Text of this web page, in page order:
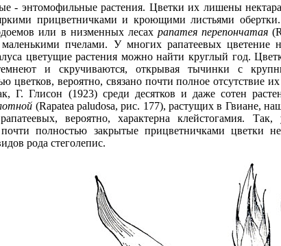
- энтомофильные растения. Цветки их лишены
прицветничками и кроющими листьями
или в низменных лесах рапатея перепончатая
маленькими пчелами. У многих рапатеевых
цветущие растения можно найти круглый год.
и скручиваются, открывая тычинки с
цветков, вероятно, связано почти полное отсутствие
Г. Глисон (1923) среди десятков и даже сотен
(Rapatea paludosa, рис. 177), растущих в Гвиане,
вероятно, характерна клейстогамия.
почти полностью закрытые прицветничками цветки
рода стеголепис.